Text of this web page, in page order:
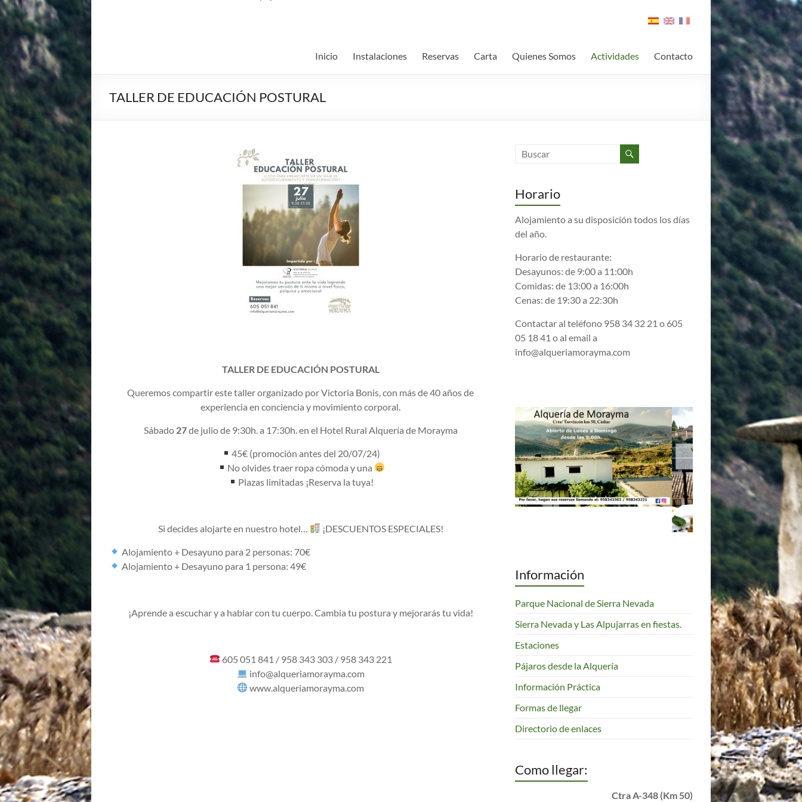
Inicio Instalaciones Reservas Carta Quienes Somos Actividades Contacto
TALLER DE EDUCACIÓN POSTURAL
TALLER DE EDUCACIÓN POSTURAL
Queremos compartir este taller organizado por Victoria Bonis, con más de 40 años de
experiencia en conciencia y movimiento corporal.
Sábado 27de julio de 9:30h. a 17:30h. en el Hotel Rural Alquería de Morayma
45€ (promoción antes del 20/07/24)
No olvides traer ropa cómoda y una
Plazas limitadas ¡Reserva la tuya!
Si decides alojarte en nuestro hotel… ¡DESCUENTOS ESPECIALES!
Alojamiento + Desayuno para 2 personas: 70€
Alojamiento + Desayuno para 1 persona: 49€
¡Aprende a escuchar y a hablar con tu cuerpo. Cambia tu postura y mejorarás tu vida!
605 051 841 / 958 343 303 / 958 343 221
info@alqueriamorayma.com
www.alqueriamorayma.com
Horario
Alojamiento a su disposición todos los días
del año.
Horario de restaurante:
Desayunos: de 9:00 a 11:00h
Comidas: de 13:00 a 16:00h
Cenas: de 19:30 a 22:30h
Contactar al teléfono 958 34 32 21 o 605
05 18 41 o al email a
info@alqueriamorayma.com
Información
Como llegar: